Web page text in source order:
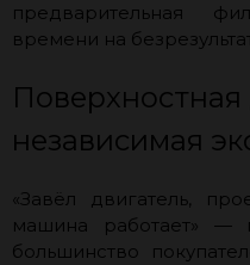
предварительная
времени на
Поверхностная
независимая
«Завёл двигатель,
машина работает» —
большинство